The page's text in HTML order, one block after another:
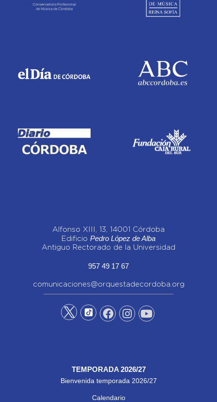
Alfonso XIII, 13, 14001 Córdoba
Edificio Pedro López de Alba
Antiguo Rectorado de la Universidad
957 49 17 67
comunicaciones@orquestadecordoba.org
TEMPORADA 2026/27
Bienvenida temporada 2026/27
Calendario